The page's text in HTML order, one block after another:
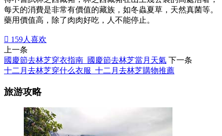
每天的消費是非常有價值的藏族，如冬蟲夏草，天然真菌等。
藥用價值高，除了肉肉好吃，人不能停止。
 159人喜欢
上一条
國慶節去林芝穿衣指南_國慶節去林芝當月天氣 下一条
十二月去林芝穿什么衣服_十二月去林芝購物推薦
旅游攻略